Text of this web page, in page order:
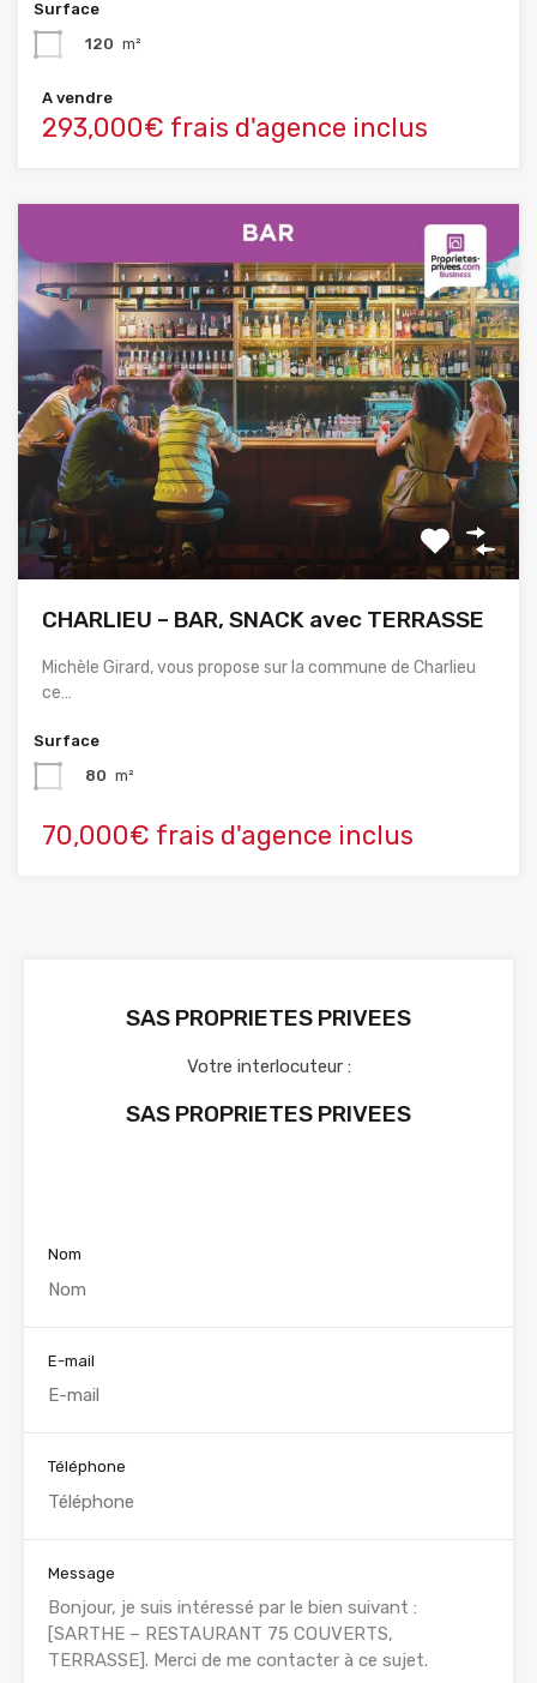
Surface
120 m²
A vendre
293,000€ frais d'agence inclus
CHARLIEU – BAR, SNACK avec TERRASSE
Michèle Girard, vous propose sur la commune de Charlieu
ce…
Surface
80 m²
70,000€ frais d'agence inclus
SAS PROPRIETES PRIVEES
Votre interlocuteur :
SAS PROPRIETES PRIVEES
Nom
E-mail
Téléphone
Message